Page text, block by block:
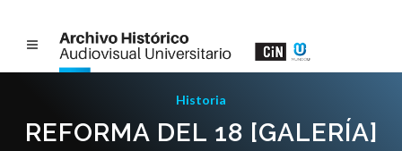
Historia
REFORMA DEL 18 [GALERÍA]